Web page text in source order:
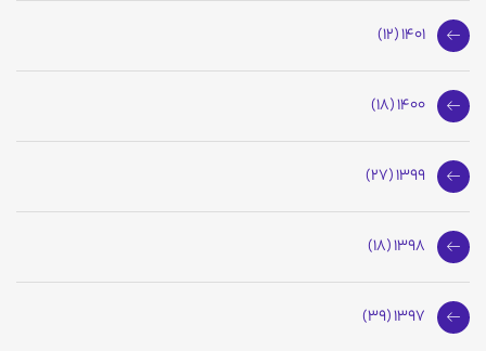
1401 (12)
1400 (18)
1399 (27)
1398 (18)
1397 (39)